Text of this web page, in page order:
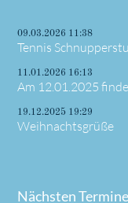
09.03.2026 11:38
Tennis
11.01.2026 16:13
Am 12.01.2025
19.12.2025 19:29
Weihnachtsgrüße
Nächsten Termine